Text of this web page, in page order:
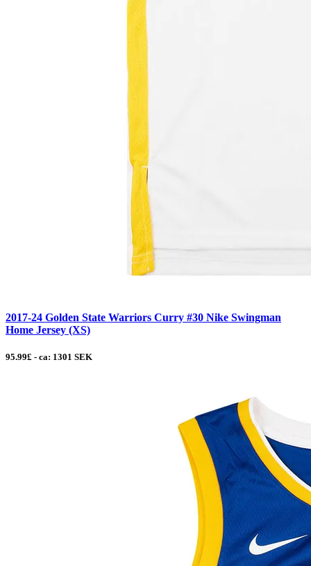
2017-24 Golden State Warriors Curry #30 Nike Swingman
Home Jersey (XS)
95.99£ - ca: 1301 SEK